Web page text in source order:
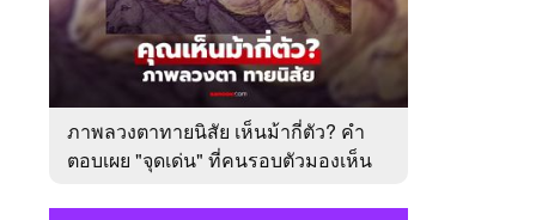
ภาพลวงตาทายนิสัย เห็นม้ากี่ตัว? คำ
ตอบเผย "จุดเด่น" ที่คนรอบตัวมองเห็น